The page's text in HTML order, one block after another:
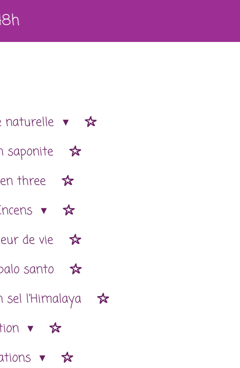
naturelle
saponite
three
de vie
santo
sel l'Himalaya